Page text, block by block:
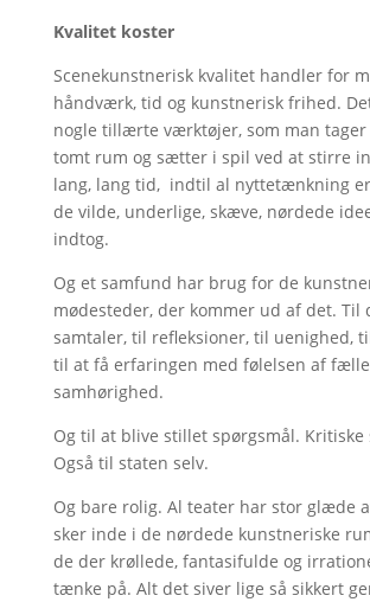
Kvalitet koster
Scenekunstnerisk kvalitet handler for
håndværk, tid og kunstnerisk frihed.
nogle tillærte værktøjer, som man
tomt rum og sætter i spil ved at stirre
lang, lang tid, indtil al nyttetænkning
de vilde, underlige, skæve, nørdede
indtog.
Og et samfund har brug for de
mødesteder, der kommer ud af det. Til
samtaler, til refleksioner, til uenighed,
til at få erfaringen med følelsen af
samhørighed.
Og til at blive stillet spørgsmål. Kritiske
Også til staten selv.
Og bare rolig. Al teater har stor glæde
sker inde i de nørdede kunstneriske
de der krøllede, fantasifulde og
tænke på. Alt det siver lige så sikkert